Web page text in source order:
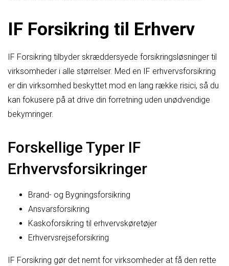
IF Forsikring til Erhverv
IF Forsikring tilbyder skræddersyede forsikringsløsninger til
virksomheder i alle størrelser. Med en IF erhvervsforsikring
er din virksomhed beskyttet mod en lang række risici, så du
kan fokusere på at drive din forretning uden unødvendige
bekymringer.
Forskellige Typer IF
Erhvervsforsikringer
Brand- og Bygningsforsikring
Ansvarsforsikring
Kaskoforsikring til erhvervskøretøjer
Erhvervsrejseforsikring
IF Forsikring gør det nemt for virksomheder at få den rette